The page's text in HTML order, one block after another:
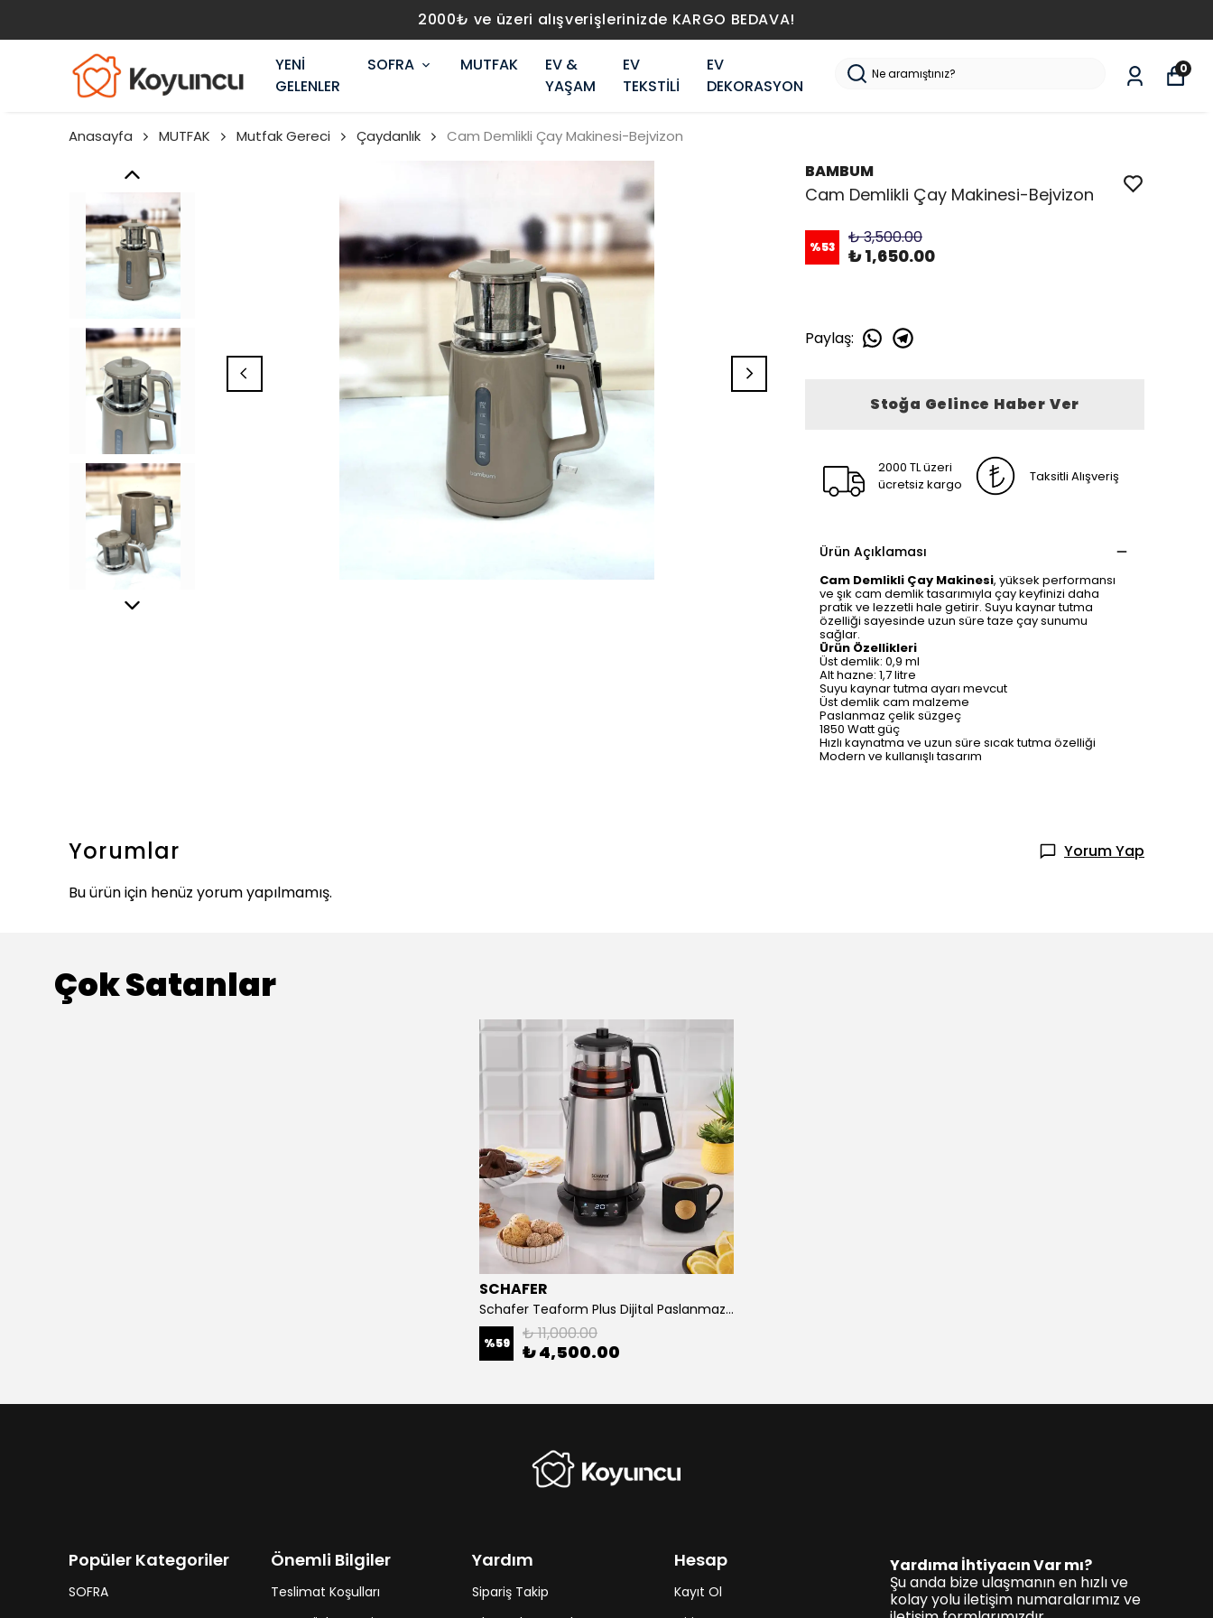
2000₺ ve üzeri alışverişlerinizde KARGO BEDAVA!
YENİ
GELENLER
SOFRA MUTFAK
EV &
YAŞAM
EV
TEKSTİLİ
EV
DEKORASYON
0
Anasayfa MUTFAK Mutfak Gereci Çaydanlık Cam Demlikli Çay Makinesi-Bejvizon
BAMBUM
Cam Demlikli Çay Makinesi-Bejvizon
%53 ₺ 3,500.00
₺ 1,650.00
Paylaş:
Stoğa Gelince Haber Ver
2000 TL üzeri
ücretsiz kargo
Taksitli Alışveriş
Ürün Açıklaması
Cam Demlikli Çay Makinesi, yüksek performansı
ve şık cam demlik tasarımıyla çay keyfinizi daha
pratik ve lezzetli hale getirir. Suyu kaynar tutma
özelliği sayesinde uzun süre taze çay sunumu
sağlar.
Ürün Özellikleri
Üst demlik: 0,9 ml
Alt hazne: 1,7 litre
Suyu kaynar tutma ayarı mevcut
Üst demlik cam malzeme
Paslanmaz çelik süzgeç
1850 Watt güç
Hızlı kaynatma ve uzun süre sıcak tutma özelliği
Modern ve kullanışlı tasarım
Yorumlar
Yorum Yap
Bu ürün için henüz yorum yapılmamış.
Çok Satanlar
SCHAFER
Schafer Teaform Plus Dijital Paslanmaz Çay Makinesi-inox Cam Demlik
%59 ₺ 11,000.00
₺ 4,500.00
Popüler Kategoriler
SOFRA
Önemli Bilgiler
Teslimat Koşulları
Yardım
Sipariş Takip
Hesap
Kayıt Ol
Yardıma İhtiyacın Var mı?
Şu anda bize ulaşmanın en hızlı ve
kolay yolu iletişim numaralarımız ve